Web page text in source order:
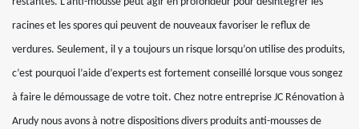
racines et les spores qui peuvent de nouveaux favoriser le reflux de
verdures. Seulement, il y a toujours un risque lorsqu’on utilise des produits,
c’est pourquoi l’aide d’experts est fortement conseillé lorsque vous songez
à faire le démoussage de votre toit. Chez notre entreprise JC Rénovation à
Arudy nous avons à notre dispositions divers produits anti-mousses de